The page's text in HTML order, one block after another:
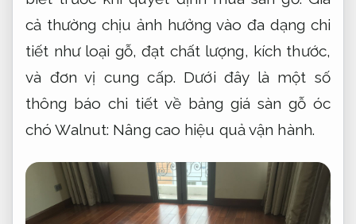
cả thường chịu ảnh hưởng vào đa dạng chi
tiết như loại gỗ, đạt chất lượng, kích thước,
và đơn vị cung cấp. Dưới đây là một số
thông báo chi tiết về bảng giá sàn gỗ óc
chó Walnut: Nâng cao hiệu quả vận hành.